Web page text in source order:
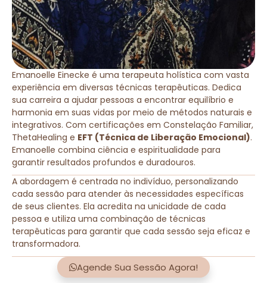
Emanoelle Einecke é uma terapeuta holística com vasta
experiência em diversas técnicas terapêuticas. Dedica
sua carreira a ajudar pessoas a encontrar equilíbrio e
harmonia em suas vidas por meio de métodos naturais e
integrativos. Com certificações em Constelação Familiar,
ThetaHealing e EFT (Técnica de Liberação Emocional).
Emanoelle combina ciência e espiritualidade para
garantir resultados profundos e duradouros.
A abordagem é centrada no indivíduo, personalizando
cada sessão para atender às necessidades específicas
de seus clientes. Ela acredita na unicidade de cada
pessoa e utiliza uma combinação de técnicas
terapêuticas para garantir que cada sessão seja eficaz e
transformadora.
Agende Sua Sessão Agora!